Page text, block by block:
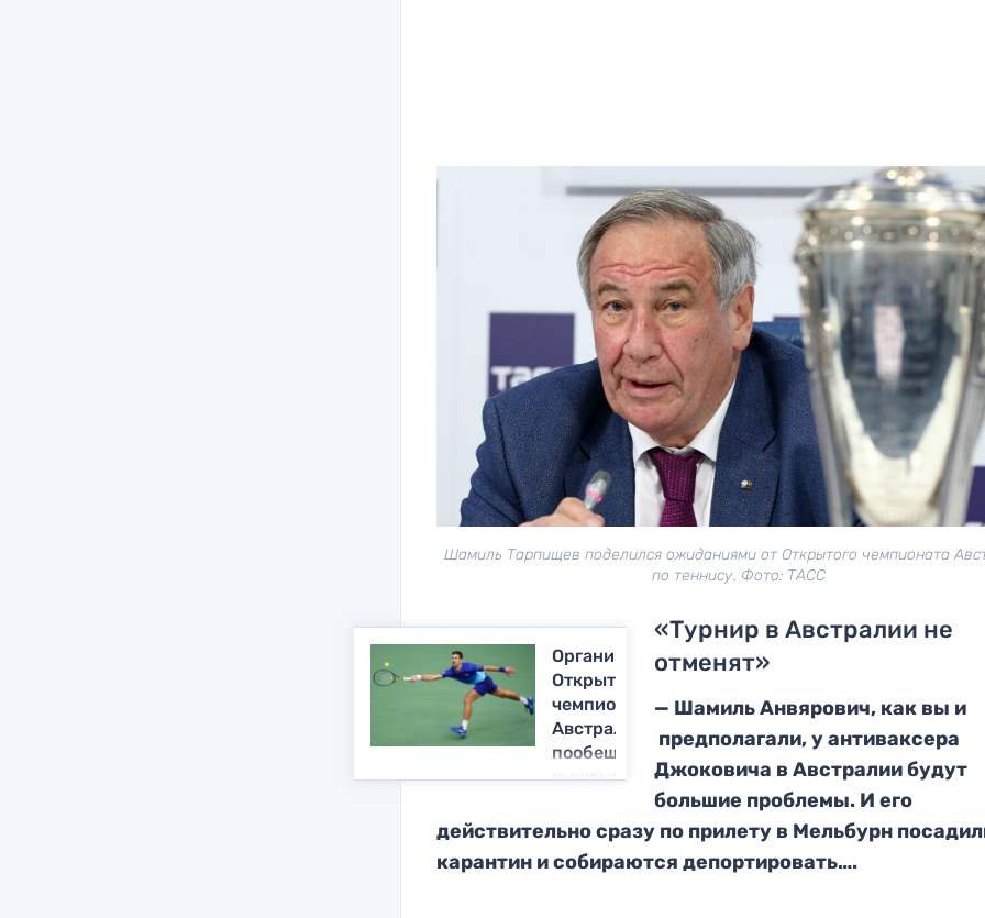
Шамиль Тарпищев поделился ожиданиями от Открытого чемпионата
по теннису. Фото: ТАСС
Организаторы
Открытого
чемпионата
Австралии
пообещали
вышвырнуть
«Турнир в Австралии не
отменят»
— Шамиль Анвярович, как вы и
предполагали, у антиваксера
Джоковича в Австралии будут
большие проблемы. И его
действительно сразу по прилету в Мельбурн
карантин и собираются депортировать….